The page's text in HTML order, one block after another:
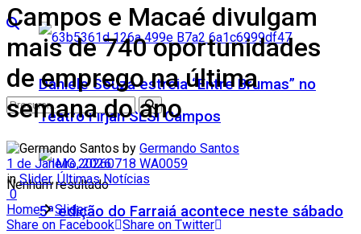
Daniele Souza estreia “Entre Brumas” no
Teatro Firjan SESI Campos
5ª edição do Farraiá acontece neste sábado
Nenhum resultado
Campos e Macaé divulgam
mais de 740 oportunidades
de emprego na última
semana do ano
by Germando Santos
1 de Janeiro, 2026
in Slider,Últimas Notícias
0
Home
Slider
Share on Facebook Share on Twitter